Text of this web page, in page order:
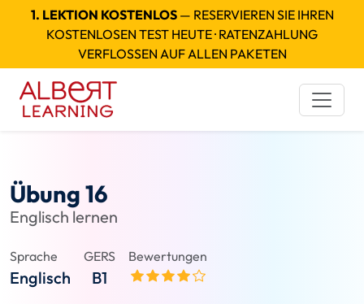
1. LEKTION KOSTENLOS— RESERVIEREN SIE IHREN
KOSTENLOSEN TEST HEUTE · RATENZAHLUNG
VERFLOSSEN AUF ALLEN PAKETEN
Übung 16
Englisch lernen
Sprache
Englisch
GERS
B1
Bewertungen